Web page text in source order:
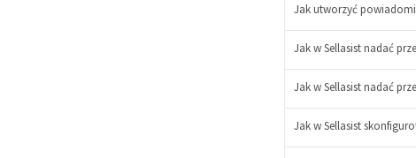
+
Jak utworzyć
Jak w Sellasist nadać
Jak w Sellasist nadać
Jak w Sellasist